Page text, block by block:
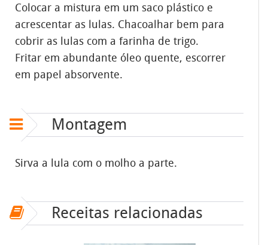
Colocar a mistura em um saco plástico e
acrescentar as lulas. Chacoalhar bem para
cobrir as lulas com a farinha de trigo.
Fritar em abundante óleo quente, escorrer
em papel absorvente.
Montagem
Sirva a lula com o molho a parte.
Receitas relacionadas